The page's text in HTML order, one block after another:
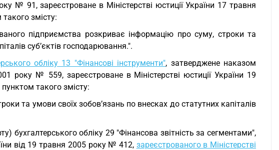
№ 91, зареєстроване в Міністерстві юстиції України 17 травня
змісту:
підприємства розкриває інформацію про суму, строки та
суб’єктів господарювання.".
обліку 13 "Фінансові інструменти", затверджене наказом
року № 559, зареєстроване в Міністерстві юстиції України 19
такого змісту:
та умови своїх зобов’язань по внесках до статутних капіталів
бухгалтерського обліку 29 "Фінансова звітність за сегментами",
від 19 травня 2005 року № 412, зареєстрованого в Міністерстві